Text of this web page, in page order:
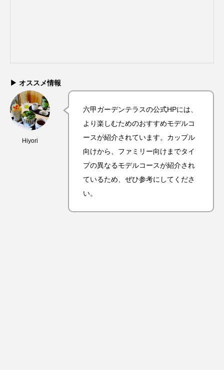
▶ オススメ情報
Hiyori
六甲ガーデンテラスの公式HPには、
より楽しむためのおすすめモデルコ
ースが紹介されています。カップル
向けから、ファミリー向けまでタイ
プの異なるモデルコースが紹介され
ているため、ぜひ参考にしてくださ
い。